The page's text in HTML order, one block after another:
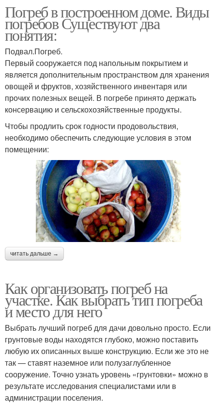
Погреб в построенном доме. Виды
погребов Существуют два
понятия:
Подвал.Погреб.
Первый сооружается под напольным покрытием и
является дополнительным пространством для хранения
овощей и фруктов, хозяйственного инвентаря или
прочих полезных вещей. В погребе принято держать
консервацию и сельскохозяйственные продукты.
Чтобы продлить срок годности продовольствия,
необходимо обеспечить следующие условия в этом
помещении:
читать дальше →
Как организовать погреб на
участке. Как выбрать тип погреба
и место для него
Выбрать лучший погреб для дачи довольно просто. Если
грунтовые воды находятся глубоко, можно поставить
любую их описанных выше конструкцию. Если же это не
так — ставят наземное или полузаглубленное
сооружение. Точно узнать уровень «грунтовки» можно в
результате исследования специалистами или в
администрации поселения.